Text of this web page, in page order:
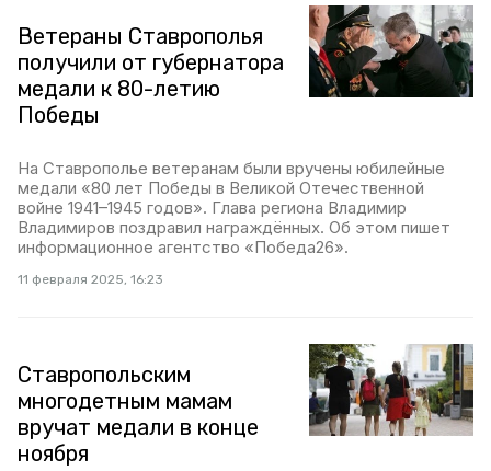
Ветераны Ставрополья
получили от губернатора
медали к 80-летию
Победы
На Ставрополье ветеранам были вручены юбилейные
медали «80 лет Победы в Великой Отечественной
войне 1941–1945 годов». Глава региона Владимир
Владимиров поздравил награждённых. Об этом пишет
информационное агентство «Победа26».
11 февраля 2025, 16:23
Ставропольским
многодетным мамам
вручат медали в конце
ноября